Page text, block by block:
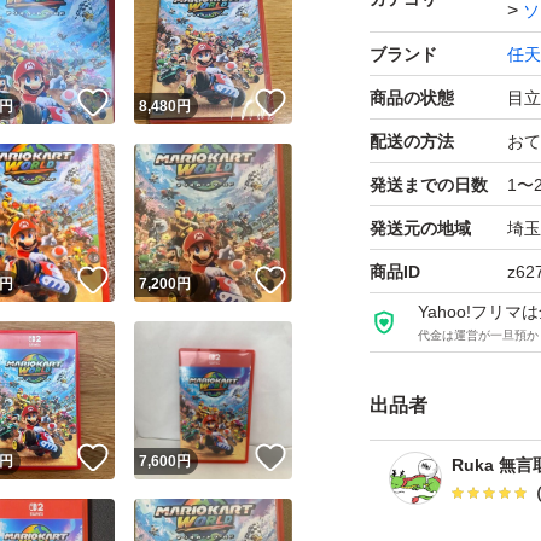
ブランド 任
商品の状態 目
配送の方法 お
発送までの日数 1〜
発送元の地域 埼
商品ID
Yahoo!フリマ
代金は運営が一旦預
出品者
Ruka 無言
円 いいね！
8,480円 いいね！
円 いいね！
7,200円
円 いいね！
7,600円